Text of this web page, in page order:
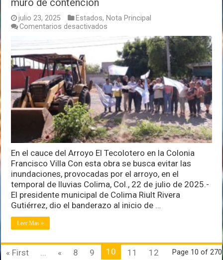
muro de contención
julio 23, 2025 Estados,Nota Principal
Comentarios desactivados
Alcalde
Riult
Rivera
arranca
obra
para
colocar
muro
de
contención
En el cauce del Arroyo El Tecolotero en la Colonia
Francisco Villa Con esta obra se busca evitar las
inundaciones, provocadas por el arroyo, en el
temporal de lluvias Colima, Col., 22 de julio de 2025.-
El presidente municipal de Colima Riult Rivera
Gutiérrez, dio el banderazo al inicio de …
Leer Mas »
Page 10 of 270
« First ... « 8 9 10 11
12